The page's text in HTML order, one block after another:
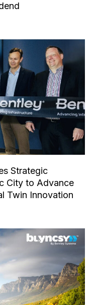
Strategic
City to Advance
Twin Innovation